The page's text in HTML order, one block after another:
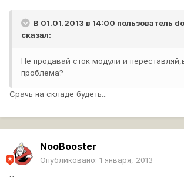
В 01.01.2013 в 14:00 пользователь
сказал:
Не продавай сток модули и
проблема?
Срачь на складе будеть...
NooBooster
Опубликовано: 1 января, 2013